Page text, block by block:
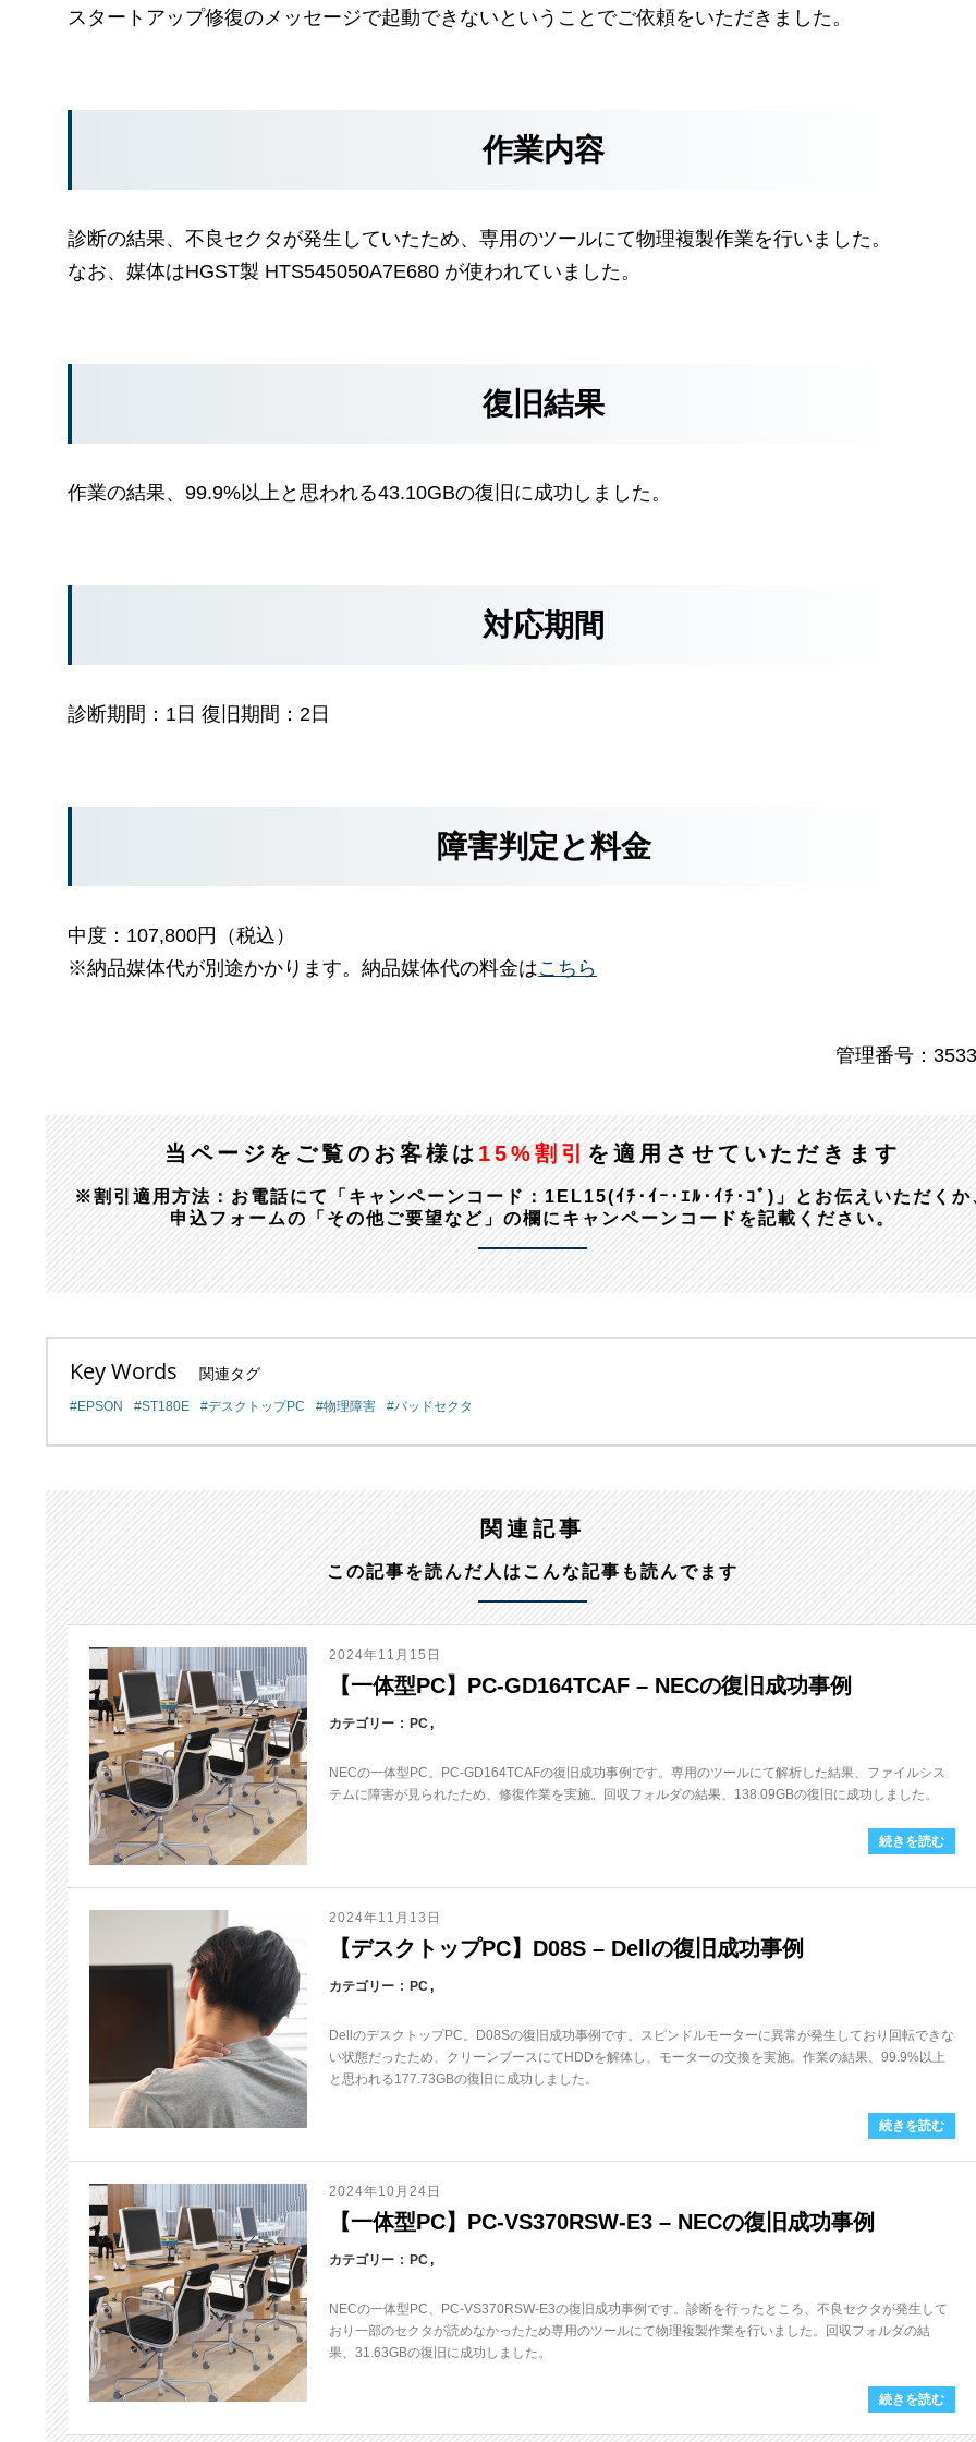
スタートアップ修復のメッセージで起動できないということでご依頼をいただきました。
作業内容
診断の結果、不良セクタが発生していたため、専用のツールにて物理複製作業を行いました。
なお、媒体はHGST製 HTS545050A7E680 が使われていました。
復旧結果
作業の結果、99.9%以上と思われる43.10GBの復旧に成功しました。
対応期間
診断期間：1日 復旧期間：2日
障害判定と料金
中度：107,800円（税込）
※納品媒体代が別途かかります。納品媒体代の料金はこちら
管理番号：
当ページをご覧のお客様は 15%割引 を適用させていただきます
※割引適用方法：お電話にて「キャンペーンコード：1EL15(ｲﾁ･ｲｰ･ｴﾙ･ｲﾁ･ｺﾞ)」とお伝えいただくか
申込フォームの「その他ご要望など」の欄にキャンペーンコードを記載ください。
Key Words 関連タグ
EPSON ST180E デスクトップPC 物理障害 バッドセクタ
関連記事
この記事を読んだ人はこんな記事も読んでます
2024年11月15日
【一体型PC】PC-GD164TCAF – NECの復旧成功事例
カテゴリー PC
NECの一体型PC。PC-GD164TCAFの復旧成功事例です。専用のツールにて解析した結果、ファイルシス
テムに障害が見られたため、修復作業を実施。回収フォルダの結果、138.09GBの復旧に成功しました。
続きを読む
2024年11月13日
【デスクトップPC】D08S – Dellの復旧成功事例
カテゴリー PC
DellのデスクトップPC。D08Sの復旧成功事例です。スピンドルモーターに異常が発生しており回転できな
い状態だったため、クリーンブースにてHDDを解体し、モーターの交換を実施。作業の結果、99.9%以上
と思われる177.73GBの復旧に成功しました。
続きを読む
2024年10月24日
【一体型PC】PC-VS370RSW-E3 – NECの復旧成功事例
カテゴリー PC
NECの一体型PC、PC-VS370RSW-E3の復旧成功事例です。診断を行ったところ、不良セクタが発生して
おり一部のセクタが読めなかったため専用のツールにて物理複製作業を行いました。回収フォルダの結
果、31.63GBの復旧に成功しました。
続きを読む